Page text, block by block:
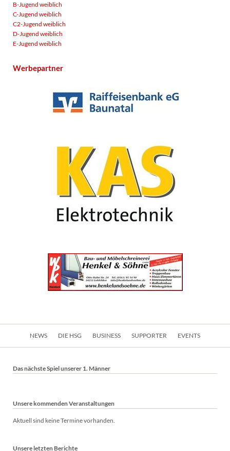
B-Jugend weiblich
C-Jugend weiblich
C2-Jugend weiblich
D-Jugend weiblich
E-Jugend weiblich
Werbepartner
Navigation
NEWS DIE HSG BUSINESS SUPPORTER EVENTS
Das nächste Spiel unserer 1. Männer
Unsere kommenden Veranstaltungen
Aktuell sind keine Termine vorhanden.
Unsere letzten Berichte